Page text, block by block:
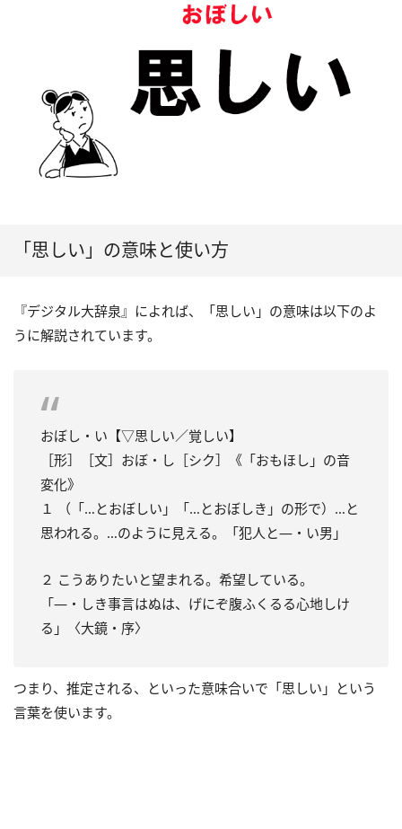
「思しい」の意味と使い方
『デジタル大辞泉』によれば、「思しい」の意味は以下のよ
うに解説されています。
おぼし・い【▽思しい／覚しい】
［形］［文］おぼ・し［シク］《「おもほし」の音
変化》
１ （「…とおぼしい」「…とおぼしき」の形で）…と
思われる。…のように見える。「犯人と―・い男」
２ こうありたいと望まれる。希望している。
「―・しき事言はぬは、げにぞ腹ふくるる心地しけ
る」〈大鏡・序〉
つまり、推定される、といった意味合いで「思しい」という
言葉を使います。